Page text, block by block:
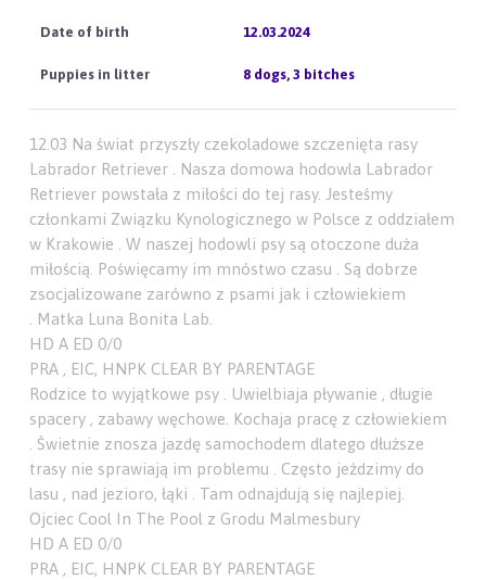
12.03.2024
8 dogs, 3 bitches
12.03 Na świat przyszły czekoladowe szczenięta rasy
Labrador Retriever . Nasza domowa hodowla Labrador
Retriever powstała z miłości do tej rasy. Jesteśmy
członkami Związku Kynologicznego w Polsce z oddziałem
w Krakowie . W naszej hodowli psy są otoczone duża
miłością. Poświęcamy im mnóstwo czasu . Są dobrze
zsocjalizowane zarówno z psami jak i człowiekiem
. Matka Luna Bonita Lab.
HD A ED 0/0
PRA , EIC, HNPK CLEAR BY PARENTAGE
Rodzice to wyjątkowe psy . Uwielbiaja pływanie , długie
spacery , zabawy węchowe. Kochaja pracę z człowiekiem
. Świetnie znosza jazdę samochodem dlatego dłuższe
trasy nie sprawiają im problemu . Często jeździmy do
lasu , nad jezioro, łąki . Tam odnajdują się najlepiej.
Ojciec Cool In The Pool z Grodu Malmesbury
HD A ED 0/0
PRA , EIC, HNPK CLEAR BY PARENTAGE